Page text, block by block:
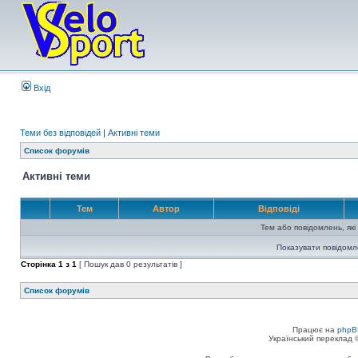
Вхід
Теми без відповідей | Активні теми
Список форумів
Активні теми
Тем Автор Відповіді
Тем або повідомлень,
Показувати
Сторінка 1 з 1 [ Пошук дав 0 результатів ]
Список форумів
Працює на
Український